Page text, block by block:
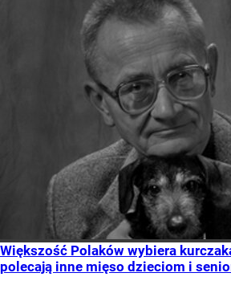
Większość Polaków wybiera
polecają inne mięso dzieciom i